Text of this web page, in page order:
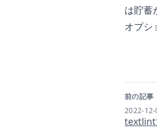
は貯蓄
オプシ
前の記事
2022-12-
textlint